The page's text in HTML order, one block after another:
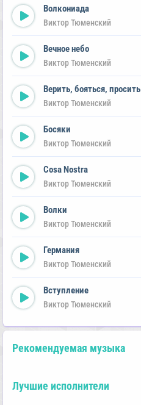
Волкониада
Виктор Тюменский
Вечное небо
Виктор Тюменский
Верить, бояться, просить
Виктор Тюменский
Босяки
Виктор Тюменский
Cosa Nostra
Виктор Тюменский
Волки
Виктор Тюменский
Германия
Виктор Тюменский
Вступление
Виктор Тюменский
Рекомендуемая музыка
Лучшие исполнители